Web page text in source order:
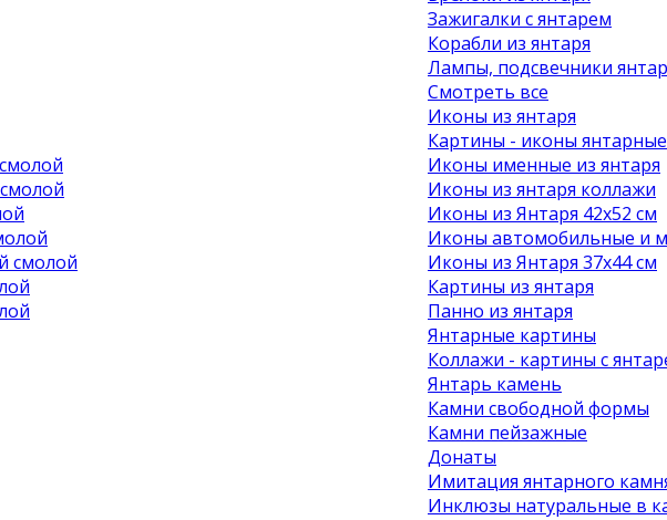
смолой
Зажигалки с янтарем
Корабли из янтаря
Лампы, подсвечники
Смотреть все
Иконы из янтаря
Картины - иконы янтарные
Иконы именные из янтаря
Иконы из янтаря коллажи
Иконы из Янтаря 42х52 см
Иконы автомобильные и
Иконы из Янтаря 37х44 см
Картины из янтаря
Панно из янтаря
Янтарные картины
Коллажи - картины с
Янтарь камень
Камни свободной формы
Камни пейзажные
Донаты
Имитация янтарного
Инклюзы натуральные в